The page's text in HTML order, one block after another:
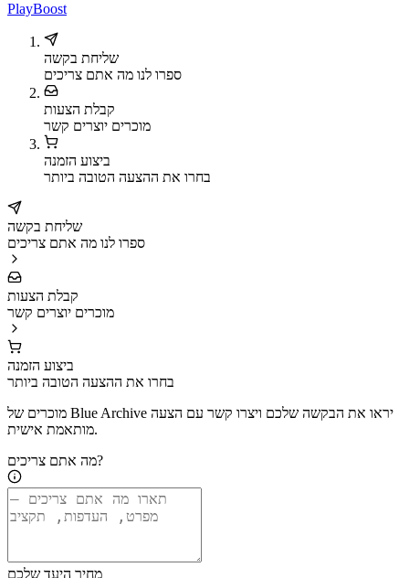
PlayBoost
שליחת בקשה
ספרו לנו מה אתם צריכים
קבלת הצעות
מוכרים יוצרים קשר
ביצוע הזמנה
בחרו את ההצעה הטובה ביותר
שליחת בקשה
ספרו לנו מה אתם צריכים
קבלת הצעות
מוכרים יוצרים קשר
ביצוע הזמנה
בחרו את ההצעה הטובה ביותר
מוכרים של Blue Archive יראו את הבקשה שלכם ויצרו קשר עם הצעה
מותאמת אישית.
מה אתם צריכים?
מחיר היעד שלכם